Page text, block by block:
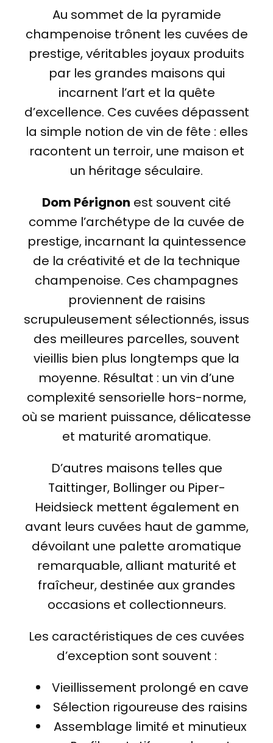
Au sommet de la pyramide
champenoise trônent les cuvées de
prestige, véritables joyaux produits
par les grandes maisons qui
incarnent l’art et la quête
d’excellence. Ces cuvées dépassent
la simple notion de vin de fête : elles
racontent un terroir, une maison et
un héritage séculaire.
Dom Pérignon est souvent cité
comme l’archétype de la cuvée de
prestige, incarnant la quintessence
de la créativité et de la technique
champenoise. Ces champagnes
proviennent de raisins
scrupuleusement sélectionnés, issus
des meilleures parcelles, souvent
vieillis bien plus longtemps que la
moyenne. Résultat : un vin d’une
complexité sensorielle hors-norme,
où se marient puissance, délicatesse
et maturité aromatique.
D’autres maisons telles que
Taittinger, Bollinger ou Piper-
Heidsieck mettent également en
avant leurs cuvées haut de gamme,
dévoilant une palette aromatique
remarquable, alliant maturité et
fraîcheur, destinée aux grandes
occasions et collectionneurs.
Les caractéristiques de ces cuvées
d’exception sont souvent :
Vieillissement prolongé en cave
Sélection rigoureuse des raisins
Assemblage limité et minutieux